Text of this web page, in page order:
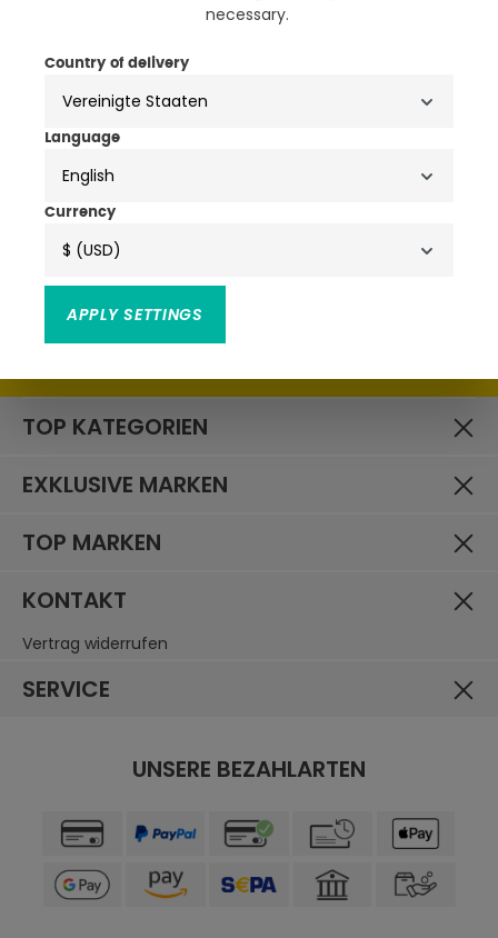
ANMELDEN & ATTRAKTIVE
VORTEILE SICHERN
• Exklusive Aktionen, Produktneuheiten & Trends
• Attraktive Rabatte, Schnäppchen & Gutscheine
Ich habe dieDatenschutzbestimmungen
genommen und dieAGBgelesen und bin mit ihnen
TOP KATEGORIEN
EXKLUSIVE MARKEN
TOP MARKEN
KONTAKT
Vertrag widerrufen
SERVICE
UNSERE BEZAHLARTEN
necessary.
Country of delivery
Language
English
Currency
$ (USD)
APPLY SETTINGS